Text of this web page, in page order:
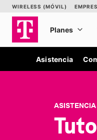
Asistencia
ASISTENCIA